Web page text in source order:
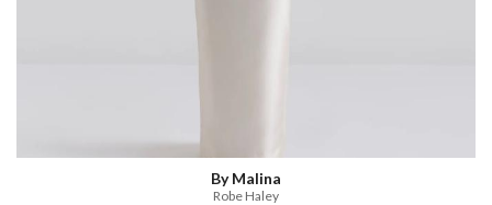
By Malina
Robe Haley